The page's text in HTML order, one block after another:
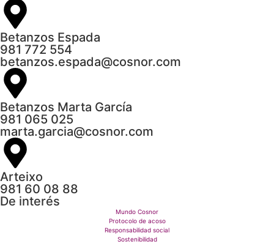
Betanzos Espada
981 772 554
betanzos.espada@cosnor.com
Betanzos Marta García
981 065 025
marta.garcia@cosnor.com
Arteixo
981 60 08 88
De interés
Mundo Cosnor
Protocolo de acoso
Responsabilidad social
Sostenibilidad